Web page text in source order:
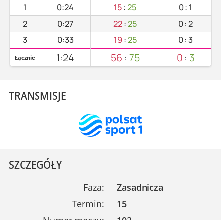
1 0:24 15:25 0 : 1
2
0:27 22:25 0 :2
3
0:33 19 :25 0 :3
Łącznie 1:24 56 : 75 0 : 3
TRANSMISJE
SZCZEGÓŁY
Faza:
Zasadnicza
Termin:
15